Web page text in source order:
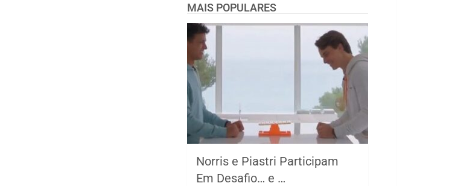
MAIS POPULARES
Norris e Piastri Participam
Em Desafio… e …